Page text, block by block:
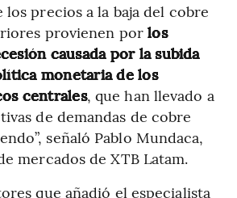
los precios a la baja del cobre
provienen porlos
causada por la subida
monetaria de los
centrales, que han llevado a
de demandas de cobre
señaló Pablo Mundaca,
mercados de XTB Latam.
que añadió el especialista